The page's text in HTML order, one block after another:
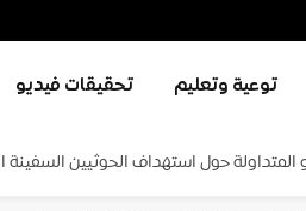
توعية وتعليم تحقيقات فيديو
حول استهداف الحوثيين السفينة